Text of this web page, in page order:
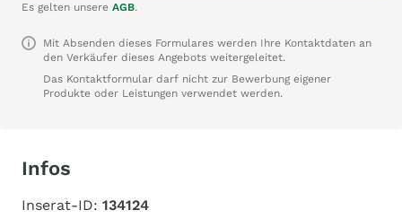
Es gelten unsere AGB.
Mit Absenden dieses Formulares werden Ihre Kontaktdaten an
den Verkäufer dieses Angebots weitergeleitet.
Das Kontaktformular darf nicht zur Bewerbung eigener
Produkte oder Leistungen verwendet werden.
Infos
Inserat-ID: 134124